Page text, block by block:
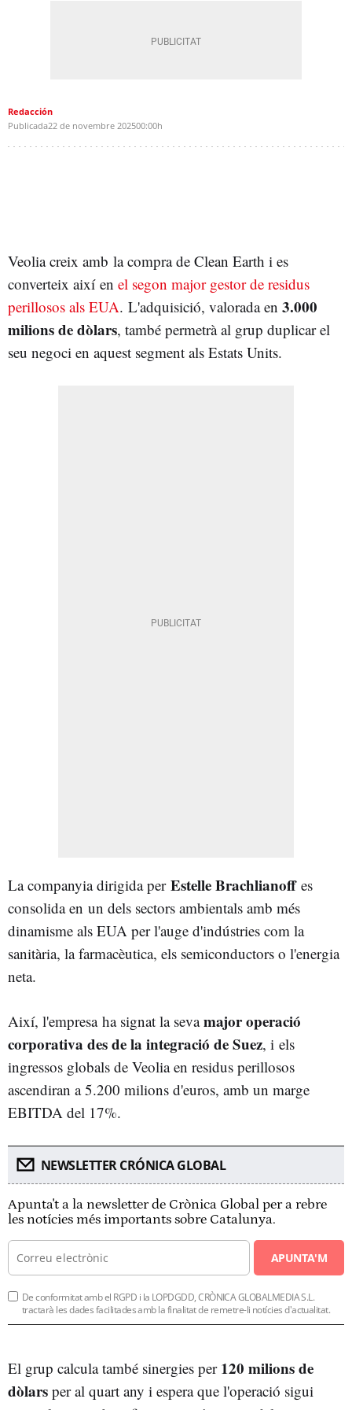
Redacción
Publicada22 de novembre 202500:00h
Veolia creix amb la compra de Clean Earth i es
converteix així en el segon major gestor de residus
perillosos als EUA. L'adquisició, valorada en 3.000
milions de dòlars, també permetrà al grup duplicar el
seu negoci en aquest segment als Estats Units.
La companyia dirigida per Estelle Brachlianoff es
consolida en un dels sectors ambientals amb més
dinamisme als EUA per l'auge d'indústries com la
sanitària, la farmacèutica, els semiconductors o l'energia
neta.
Així, l'empresa ha signat la sevamajor operació
corporativa des de la integració de Suez, i els
ingressos globals de Veolia en residus perillosos
ascendiran a 5.200 milions d'euros, amb un marge
EBITDA del 17%.
NEWSLETTER CRÓNICA GLOBAL
Apunta't a la newsletter de Crònica Global per a rebre
les notícies més importants sobre Catalunya.
APUNTA'M
De conformitat amb el RGPD i la LOPDGDD, CRÒNICA GLOBALMEDIA S.L.
tractarà les dades facilitades amb la finalitat de remetre-li notícies d'actualitat.
El grup calcula també sinergies per 120 milions de
dòlars per al quart any i espera que l'operació sigui